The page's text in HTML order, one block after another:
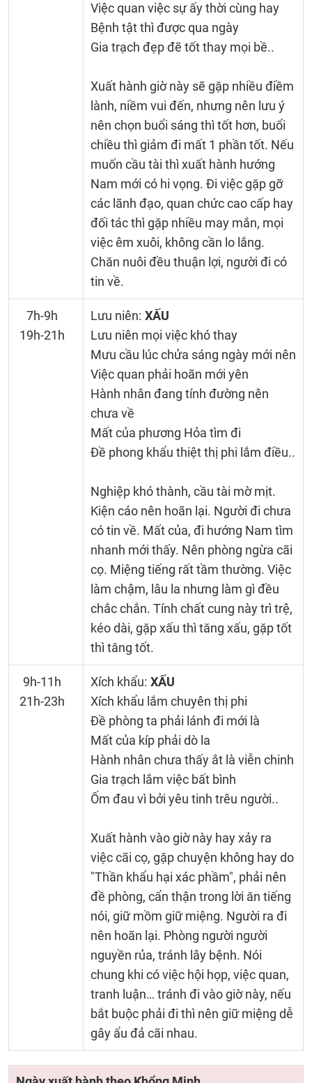
Việc quan việc sự ấy thời cùng hay
Bệnh tật thì được qua ngày
Gia trạch đẹp đẽ tốt thay mọi bề..
Xuất hành giờ này sẽ gặp nhiều điềm
lành, niềm vui đến, nhưng nên lưu ý
nên chọn buổi sáng thì tốt hơn, buổi
chiều thì giảm đi mất 1 phần tốt. Nếu
muốn cầu tài thì xuất hành hướng
Nam mới có hi vọng. Đi việc gặp gỡ
các lãnh đạo, quan chức cao cấp hay
đối tác thì gặp nhiều may mắn, mọi
việc êm xuôi, không cần lo lắng.
Chăn nuôi đều thuận lợi, người đi có
tin về.
7h-9h
19h-21h
Lưu niên: XẤU
Lưu niên mọi việc khó thay
Mưu cầu lúc chửa sáng ngày mới nên
Việc quan phải hoãn mới yên
Hành nhân đang tính đường nên
chưa về
Mất của phương Hỏa tìm đi
Đề phong khẩu thiệt thị phi lắm điều..
Nghiệp khó thành, cầu tài mờ mịt.
Kiện cáo nên hoãn lại. Người đi chưa
có tin về. Mất của, đi hướng Nam tìm
nhanh mới thấy. Nên phòng ngừa cãi
cọ. Miệng tiếng rất tầm thường. Việc
làm chậm, lâu la nhưng làm gì đều
chắc chắn. Tính chất cung này trì trệ,
kéo dài, gặp xấu thì tăng xấu, gặp tốt
thì tăng tốt.
9h-11h
21h-23h
Xích khẩu: XẤU
Xích khẩu lắm chuyên thị phi
Đề phòng ta phải lánh đi mới là
Mất của kíp phải dò la
Hành nhân chưa thấy ắt là viễn chinh
Gia trạch lắm việc bất bình
Ốm đau vì bởi yêu tinh trêu người..
Xuất hành vào giờ này hay xảy ra
việc cãi cọ, gặp chuyện không hay do
"Thần khẩu hại xác phầm", phải nên
đề phòng, cẩn thận trong lời ăn tiếng
nói, giữ mồm giữ miệng. Người ra đi
nên hoãn lại. Phòng người người
nguyền rủa, tránh lây bệnh. Nói
chung khi có việc hội họp, việc quan,
tranh luận… tránh đi vào giờ này, nếu
bắt buộc phải đi thì nên giữ miệng dễ
gây ẩu đả cãi nhau.